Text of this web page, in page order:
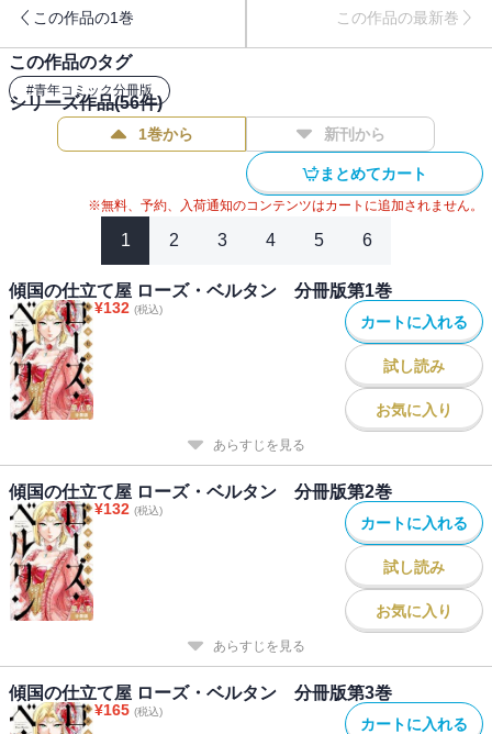
この作品の1巻 この作品の最新巻
この作品のタグ
#青年コミック分冊版
シリーズ作品(56件)
1巻から 新刊から
まとめてカート
※無料、予約、入荷通知のコンテンツはカートに追加されません。
1 2 3 4 5 6
傾国の仕立て屋 ローズ・ベルタン 分冊版第1巻
¥132 (税込)
カートに入れる
試し読み
お気に入り
あらすじを見る
傾国の仕立て屋 ローズ・ベルタン 分冊版第2巻
¥132 (税込)
カートに入れる
試し読み
お気に入り
あらすじを見る
傾国の仕立て屋 ローズ・ベルタン 分冊版第3巻
¥165 (税込)
カートに入れる